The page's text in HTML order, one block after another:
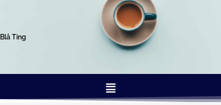
Blå Ting
Menu